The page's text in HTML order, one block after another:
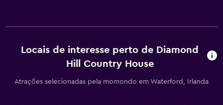
Zona de convívio/TV partilhada
Quarto para não fumadores
Locais de interesse perto de Diamond
Hill Country House
Atrações selecionadas pela momondo em Waterford, Irlanda